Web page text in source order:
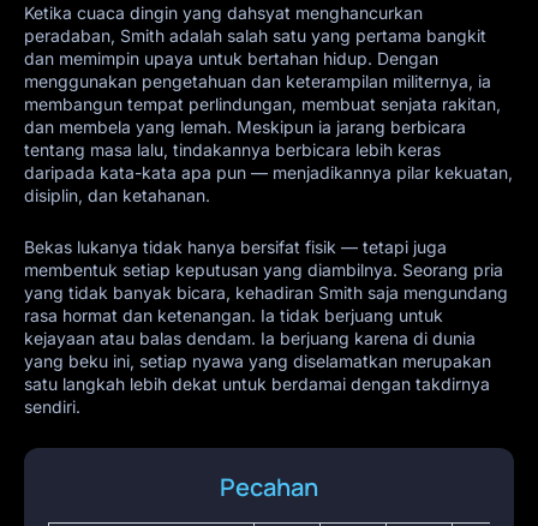
Ketika cuaca dingin yang dahsyat menghancurkan
peradaban, Smith adalah salah satu yang pertama bangkit
dan memimpin upaya untuk bertahan hidup. Dengan
menggunakan pengetahuan dan keterampilan militernya, ia
membangun tempat perlindungan, membuat senjata rakitan,
dan membela yang lemah. Meskipun ia jarang berbicara
tentang masa lalu, tindakannya berbicara lebih keras
daripada kata-kata apa pun — menjadikannya pilar kekuatan,
disiplin, dan ketahanan.
Bekas lukanya tidak hanya bersifat fisik — tetapi juga
membentuk setiap keputusan yang diambilnya. Seorang pria
yang tidak banyak bicara, kehadiran Smith saja mengundang
rasa hormat dan ketenangan. Ia tidak berjuang untuk
kejayaan atau balas dendam. Ia berjuang karena di dunia
yang beku ini, setiap nyawa yang diselamatkan merupakan
satu langkah lebih dekat untuk berdamai dengan takdirnya
sendiri.
Pecahan